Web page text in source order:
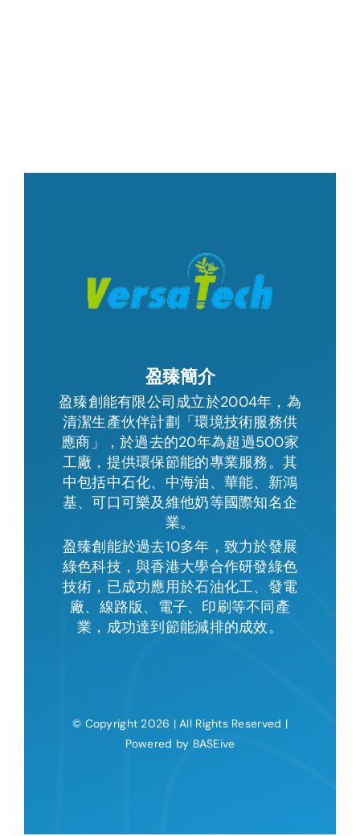
盈臻簡介
盈臻創能有限公司成立於2004年，為
清潔生產伙伴計劃「環境技術服務供
應商」，於過去的20年為超過500家
工廠，提供環保節能的專業服務。其
中包括中石化、中海油、華能、新鴻
基、可口可樂及維他奶等國際知名企
業。
盈臻創能於過去10多年，致力於發展
綠色科技，與香港大學合作研發綠色
技術，已成功應用於石油化工、發電
廠、線路版、電子、印刷等不同產
業，成功達到節能減排的成效。
© Copyright 2026 | All Rights Reserved |
Powered by BASEive